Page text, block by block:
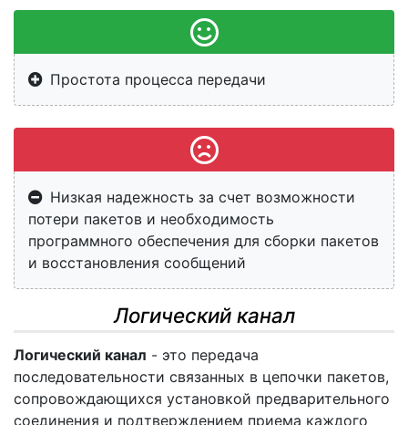
Простота процесса передачи
Низкая надежность за счет возможности
потери пакетов и необходимость
программного обеспечения для сборки пакетов
и восстановления сообщений
Логический канал
Логический канал - это передача
последовательности связанных в цепочки пакетов,
сопровождающихся установкой предварительного
соединения и подтверждением приема каждого